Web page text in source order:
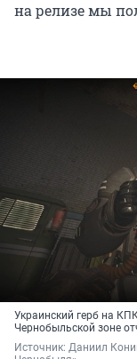
на релизе мы
Украинский герб на
Чернобыльской зоне
Источник: Даниил